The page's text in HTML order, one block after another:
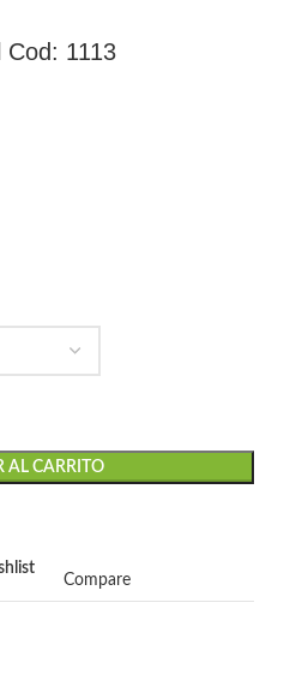
Cod: 1113
AL CARRITO
Compare